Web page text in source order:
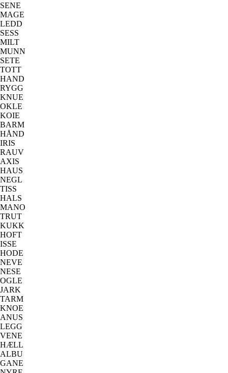
SENE
MAGE
LEDD
SESS
MILT
MUNN
SETE
TOTT
HAND
RYGG
KNUE
OKLE
KOIE
BARM
HÅND
IRIS
RAUV
AXIS
HAUS
NEGL
TISS
HALS
MANO
TRUT
KUKK
HOFT
ISSE
HODE
NEVE
NESE
OGLE
JARK
TARM
KNOE
ANUS
LEGG
VENE
HÆLL
ALBU
GANE